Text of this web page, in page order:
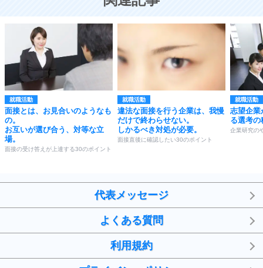
就職活動
面接とは、お見合いのようなも
の。
お互いが選び合う、対等な立
場。
面接の受け答えが上達する30のポイント
就職活動
違法な面接を行う企業は、我慢
だけで終わらせない。
しかるべき対処が必要。
面接直後に確認したい30のポイント
就職活動
志望企業
る選考の
企業研究の
代表メッセージ
よくある質問
利用規約